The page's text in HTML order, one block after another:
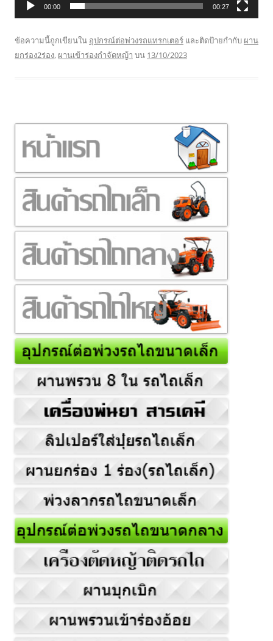
00:00 00:27
ข้อความนี้ถูกเขียนใน อุปกรณ์ต่อพ่วงรถแทรกเตอร์ และติดป้ายกำกับ ผาน
ยกร่อง2ร่อง, ผานเข้าร่องกำจัดหญ้า บน 13/10/2023